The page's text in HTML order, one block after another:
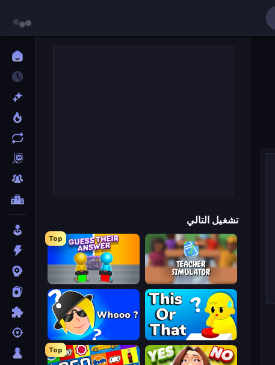
تشغيل التالي
Teacher Simulator
Top
Guess Their Answer
ToT or Trivia
Whooo?
Top